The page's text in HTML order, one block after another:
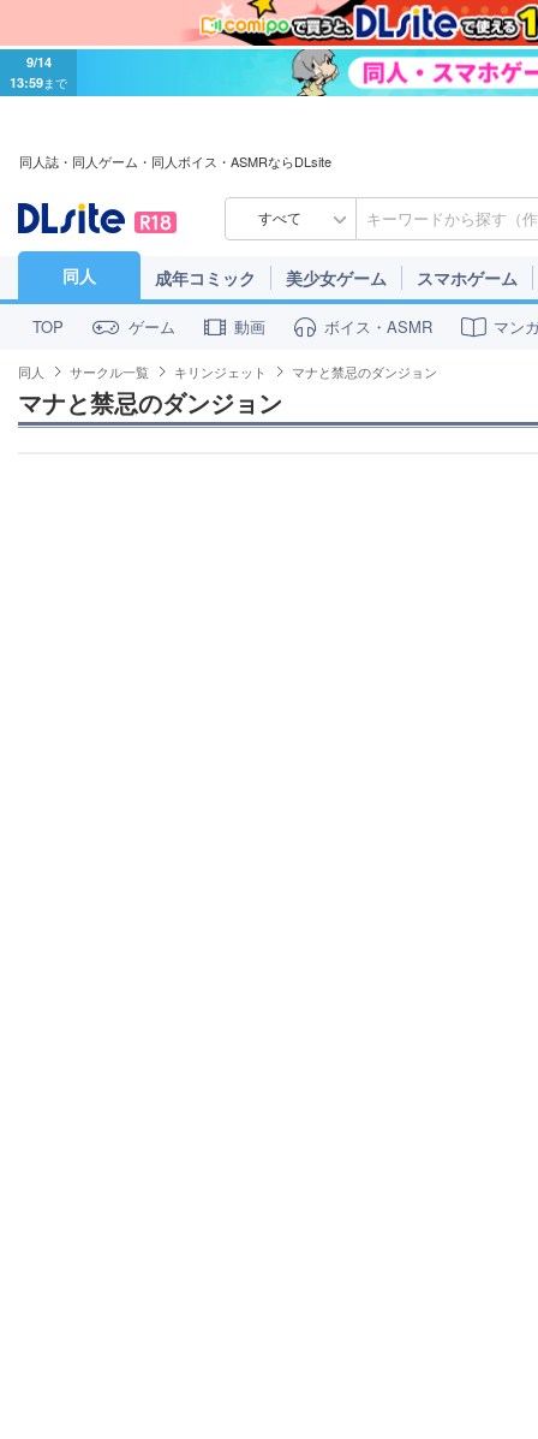
9/14
13:59まで
同人誌・同人ゲーム・同人ボイス・ASMRならDLsite
すべて
同人 成年コミック 美少女ゲーム スマホゲーム
TOP ゲーム 動画 ボイス・ASMR マン
同人 サークル一覧 キリンジェット マナと禁忌のダンジョン
マナと禁忌のダンジョン